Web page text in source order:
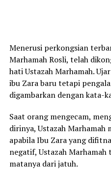
Menerusi perkongsian
Marhamah Rosli, telah
hati Ustazah Marhamah.
ibu Zara baru tetapi
digambarkan dengan kata-
Saat orang mengecam,
dirinya, Ustazah Marhamah
apabila Ibu Zara yang
negatif, Ustazah
matanya dari jatuh.